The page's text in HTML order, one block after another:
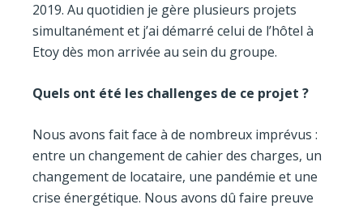
2019. Au quotidien je gère plusieurs projets
simultanément et j’ai démarré celui de l’hôtel à
Etoy dès mon arrivée au sein du groupe.
Quels ont été les challenges de ce projet ?
Nous avons fait face à de nombreux imprévus :
entre un changement de cahier des charges, un
changement de locataire, une pandémie et une
crise énergétique. Nous avons dû faire preuve